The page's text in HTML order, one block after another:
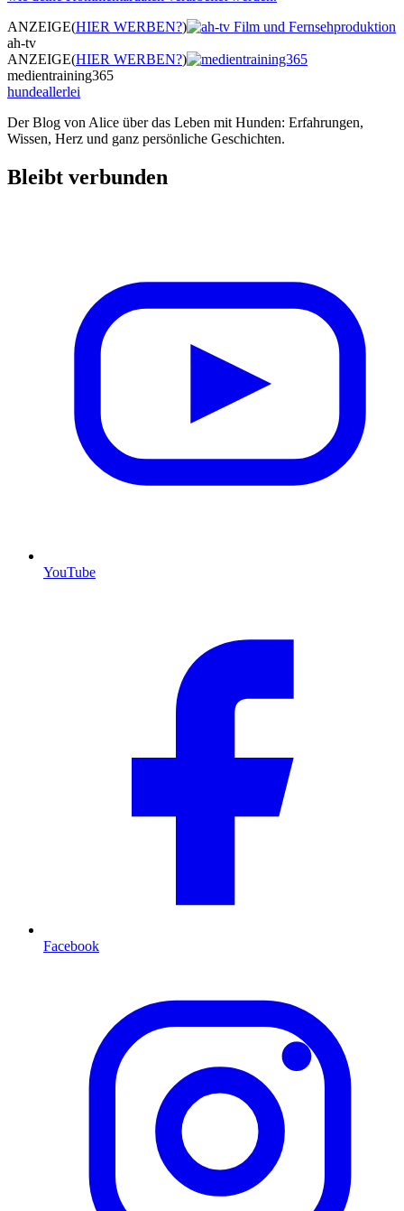
ANZEIGE(HIER WERBEN?)
ah-tv
ANZEIGE(HIER WERBEN?)
medientraining365
hundeallerlei
Der Blog von Alice über das Leben mit Hunden: Erfahrungen,
Wissen, Herz und ganz persönliche Geschichten.
Bleibt verbunden
YouTube
Facebook